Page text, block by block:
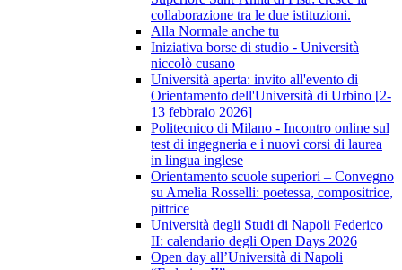
collaborazione tra le due istituzioni.
Alla Normale anche tu
Iniziativa borse di studio - Università
niccolò cusano
Università aperta: invito all'evento di
Orientamento dell'Università di Urbino [2-
13 febbraio 2026]
Politecnico di Milano - Incontro online sul
test di ingegneria e i nuovi corsi di laurea
in lingua inglese
Orientamento scuole superiori – Convegno
su Amelia Rosselli: poetessa, compositrice,
pittrice
Università degli Studi di Napoli Federico
II: calendario degli Open Days 2026
Open day all’Università di Napoli